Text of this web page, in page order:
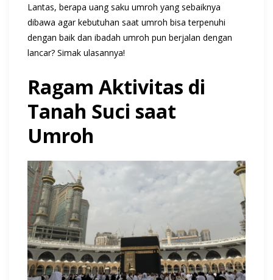
Lantas, berapa uang saku umroh yang sebaiknya
dibawa agar kebutuhan saat umroh bisa terpenuhi
dengan baik dan ibadah umroh pun berjalan dengan
lancar? Simak ulasannya!
Ragam Aktivitas di
Tanah Suci saat
Umroh